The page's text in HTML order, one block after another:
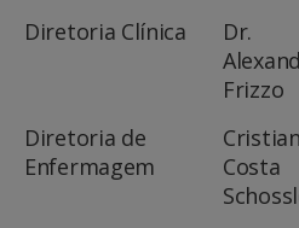
Diretoria Clínica
Dr.
Frizzo
Diretoria de
Enfermagem
Costa